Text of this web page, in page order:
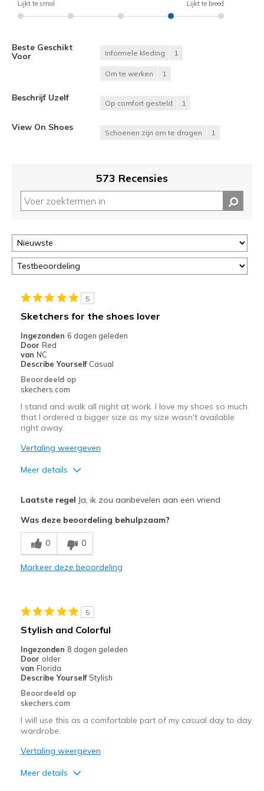
Lijkt te smal Lijkt te breed
Beste Geschikt
Voor
Informele kleding 1
Om te werken 1
Beschrijf Uzelf
Op comfort gesteld 1
View On Shoes
Schoenen zijn om te dragen 1
573 Recensies
5
Sketchers for the shoes lover
Ingezonden 6 dagen geleden
Door Red
van NC
Describe Yourself Casual
Beoordeeld op
skechers.com
I stand and walk all night at work. I love my shoes so much
that I ordered a bigger size as my size wasn't available
right away.
Vertaling weergeven
Meer details
Breathe Well
Comfortable
Beste toepassingen
Going Out
Sizing
Feels true to size
Laatste regel Ja, ik zou aanbevelen aan een vriend
Was deze beoordeling behulpzaam?
0 0
Markeer deze beoordeling
5
Stylish and Colorful
Ingezonden 8 dagen geleden
Door older
van Florida
Describe Yourself Stylish
Beoordeeld op
skechers.com
I will use this as a comfortable part of my casual day to day
wardrobe.
Vertaling weergeven
Meer details